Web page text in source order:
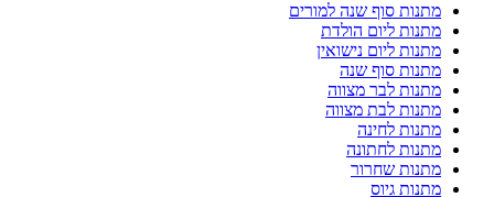
מתנות סוף שנה למורים
מתנות ליום הולדת
מתנות ליום נישואין
מתנות סוף שנה
מתנות לבר מצווה
מתנות לבת מצווה
מתנות לחינה
מתנות לחתונה
מתנות שחרור
מתנות גיוס